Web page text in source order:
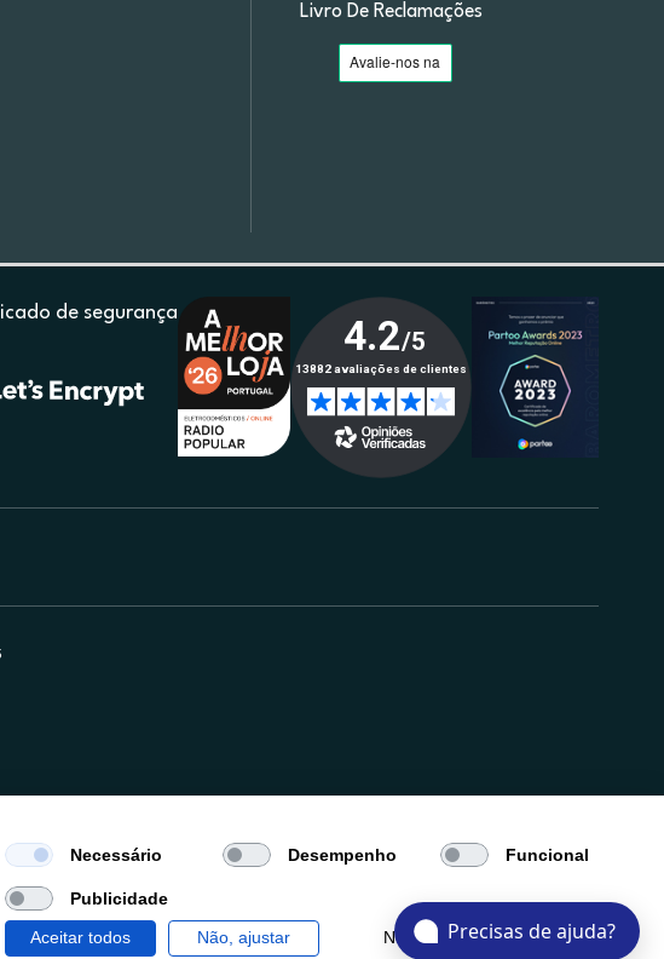
Livro De Reclamações
de segurança
BdP 2314.)
Necessário Desempenho Funcional
Publicidade
Aceitar todos Não, ajustar Negar Precisas de ajuda?